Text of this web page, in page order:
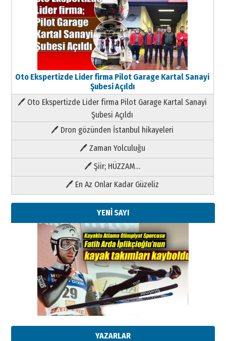
Oto Ekspertizde Lider firma Pilot Garage Kartal Sanayi
Şubesi Açıldı
🖊 Oto Ekspertizde Lider firma Pilot Garage Kartal Sanayi
Şubesi Açıldı
🖊 Dron gözünden İstanbul hikayeleri
🖊 Zaman Yolculuğu
🖊 Şiir; HÜZZAM…
🖊 En Az Onlar Kadar Güzeliz
YENİ SAYI
YAZARLAR
Kenan GÜLERCİ
Metin Külünk: Aileyi Korumak
11 Mayıs 2026 Pazartesi